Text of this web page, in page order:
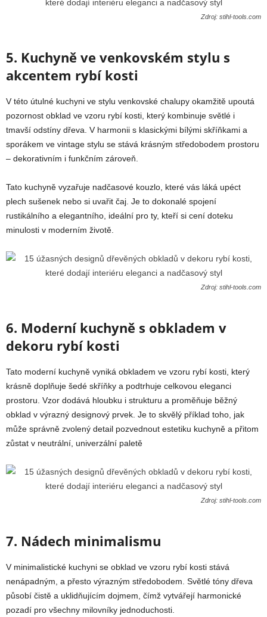
Zdroj: stihl-tools.com
5. Kuchyně ve venkovském stylu s
akcentem rybí kosti
V této útulné kuchyni ve stylu venkovské chalupy okamžitě upoutá
pozornost obklad ve vzoru rybí kosti, který kombinuje světlé i
tmavší odstíny dřeva. V harmonii s klasickými bílými skříňkami a
sporákem ve vintage stylu se stává krásným středobodem prostoru
– dekorativním i funkčním zároveň.
Tato kuchyně vyzařuje nadčasové kouzlo, které vás láká upéct
plech sušenek nebo si uvařit čaj. Je to dokonalé spojení
rustikálního a elegantního, ideální pro ty, kteří si cení doteku
minulosti v moderním životě.
Zdroj: stihl-tools.com
6. Moderní kuchyně s obkladem v
dekoru rybí kosti
Tato moderní kuchyně vyniká obkladem ve vzoru rybí kosti, který
krásně doplňuje šedé skříňky a podtrhuje celkovou eleganci
prostoru. Vzor dodává hloubku i strukturu a proměňuje běžný
obklad v výrazný designový prvek. Je to skvělý příklad toho, jak
může správně zvolený detail pozvednout estetiku kuchyně a přitom
zůstat v neutrální, univerzální paletě
Zdroj: stihl-tools.com
7. Nádech minimalismu
V minimalistické kuchyni se obklad ve vzoru rybí kosti stává
nenápadným, a přesto výrazným středobodem. Světlé tóny dřeva
působí čistě a uklidňujícím dojmem, čímž vytvářejí harmonické
pozadí pro všechny milovníky jednoduchosti.